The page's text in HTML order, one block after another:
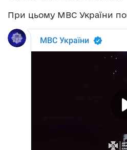
При цьому МВС України